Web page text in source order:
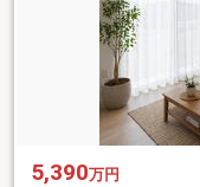
5,390万円